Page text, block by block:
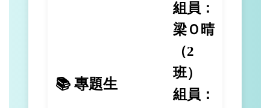
📚 專題生
組員：
梁Ｏ晴
（2
班）
組員：